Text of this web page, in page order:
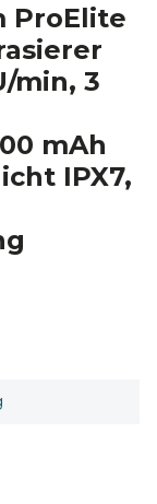
ProElite
min, 3
mAh
IPX7,